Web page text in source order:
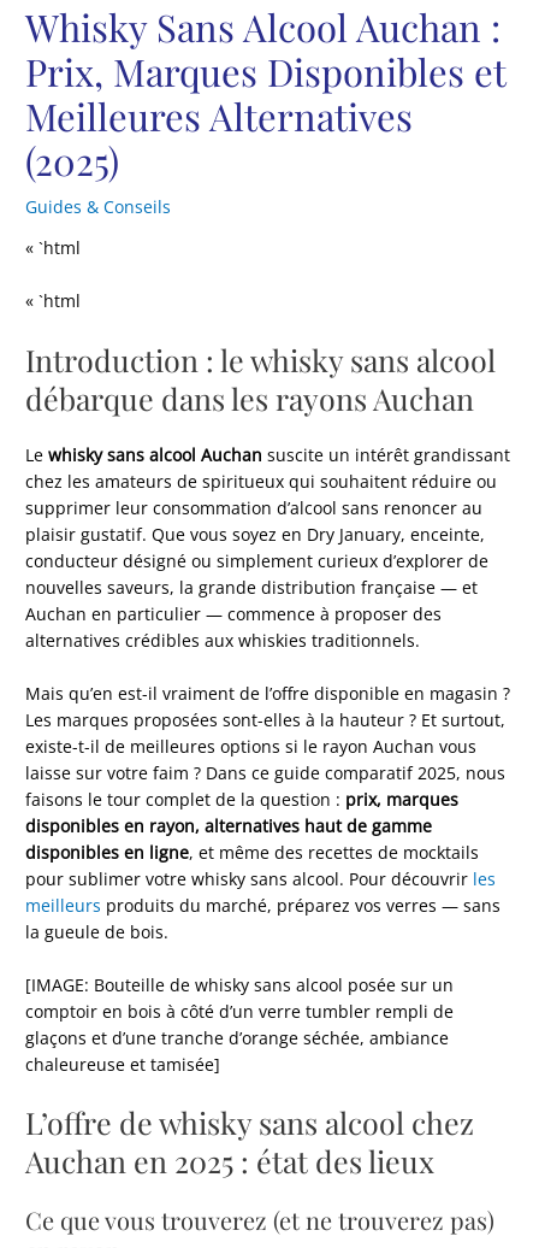
Whisky Sans Alcool Auchan :
Prix, Marques Disponibles et
Meilleures Alternatives
(2025)
Guides & Conseils
« `html
« `html
Introduction : le whisky sans alcool
débarque dans les rayons Auchan
Lewhisky sans alcool Auchan suscite un intérêt grandissant
chez les amateurs de spiritueux qui souhaitent réduire ou
supprimer leur consommation d’alcool sans renoncer au
plaisir gustatif. Que vous soyez en Dry January, enceinte,
conducteur désigné ou simplement curieux d’explorer de
nouvelles saveurs, la grande distribution française — et
Auchan en particulier — commence à proposer des
alternatives crédibles aux whiskies traditionnels.
Mais qu’en est-il vraiment de l’offre disponible en magasin ?
Les marques proposées sont-elles à la hauteur ? Et surtout,
existe-t-il de meilleures options si le rayon Auchan vous
laisse sur votre faim ? Dans ce guide comparatif 2025, nous
faisons le tour complet de la question : prix, marques
disponibles en rayon, alternatives haut de gamme
disponibles en ligne, et même des recettes de mocktails
pour sublimer votre whisky sans alcool. Pour découvrir les
meilleurs produits du marché, préparez vos verres — sans
la gueule de bois.
[IMAGE: Bouteille de whisky sans alcool posée sur un
comptoir en bois à côté d’un verre tumbler rempli de
glaçons et d’une tranche d’orange séchée, ambiance
chaleureuse et tamisée]
L’offre de whisky sans alcool chez
Auchan en 2025 : état des lieux
Ce que vous trouverez (et ne trouverez pas)